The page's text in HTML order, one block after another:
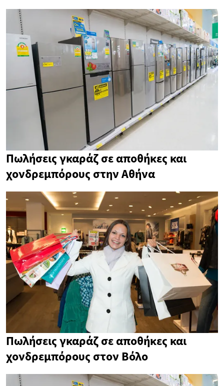
Πωλήσεις γκαράζ σε αποθήκες και
χονδρεμπόρους στην Αθήνα
Πωλήσεις γκαράζ σε αποθήκες και
χονδρεμπόρους στον Βόλο